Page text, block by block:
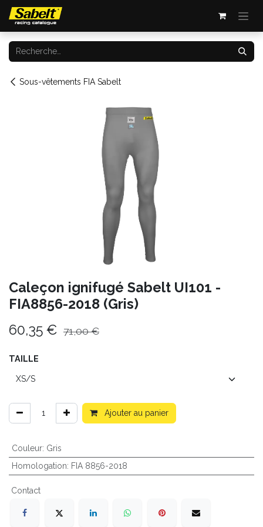
Se rendre au contenu
Sous-vêtements FIA Sabelt
Caleçon ignifugé Sabelt UI101 -
FIA8856-2018 (Gris)
60,35 € 71,00€
TAILLE
Ajouter au panier
Couleur: Gris
Homologation: FIA 8856-2018
Contact